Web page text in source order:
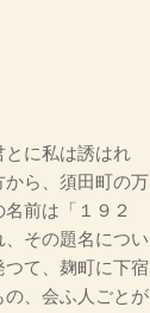
に私は誘はれ
ら、須田町の万
前は「１９２
その題名につい
て、麹町に下宿
の、会ふ人ごとが